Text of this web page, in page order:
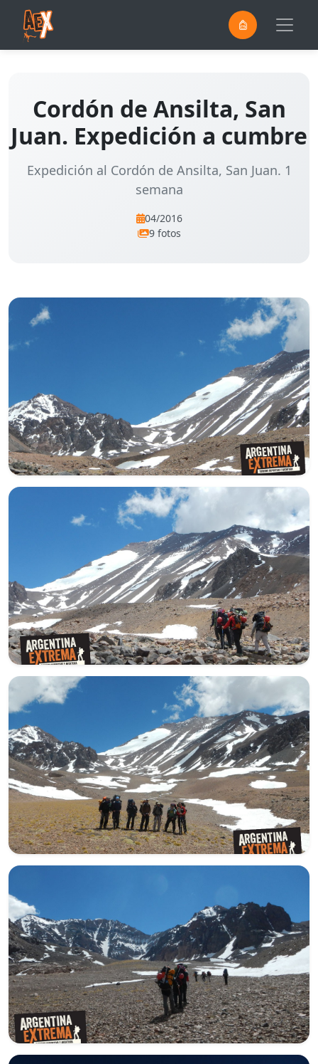
Cordón de Ansilta, San
Juan. Expedición a cumbre
Expedición al Cordón de Ansilta, San Juan. 1
semana
04/2016
9 fotos